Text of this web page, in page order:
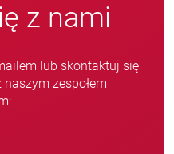
z nami
lub skontaktuj się
zespołem